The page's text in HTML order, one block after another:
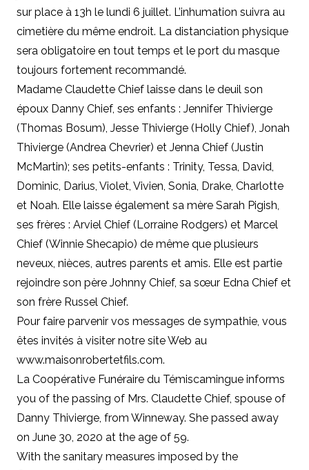
sur place à 13h le lundi 6 juillet. L’inhumation suivra au
cimetière du même endroit. La distanciation physique
sera obligatoire en tout temps et le port du masque
toujours fortement recommandé.
Madame Claudette Chief laisse dans le deuil son
époux Danny Chief, ses enfants : Jennifer Thivierge
(Thomas Bosum), Jesse Thivierge (Holly Chief), Jonah
Thivierge (Andrea Chevrier) et Jenna Chief (Justin
McMartin); ses petits-enfants : Trinity, Tessa, David,
Dominic, Darius, Violet, Vivien, Sonia, Drake, Charlotte
et Noah. Elle laisse également sa mère Sarah Pigish,
ses frères : Arviel Chief (Lorraine Rodgers) et Marcel
Chief (Winnie Shecapio) de même que plusieurs
neveux, nièces, autres parents et amis. Elle est partie
rejoindre son père Johnny Chief, sa sœur Edna Chief et
son frère Russel Chief.
Pour faire parvenir vos messages de sympathie, vous
êtes invités à visiter notre site Web au
www.maisonrobertetfils.com.
La Coopérative Funéraire du Témiscamingue informs
you of the passing of Mrs. Claudette Chief, spouse of
Danny Thivierge, from Winneway. She passed away
on June 30, 2020 at the age of 59.
With the sanitary measures imposed by the